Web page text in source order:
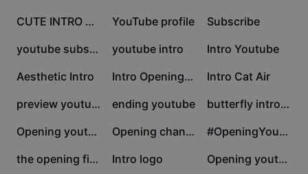
산업 템플릿
요약 템플릿
고객 지원 센터
CapCut 서비스 약관 정보
Dreamina Seedance 2.0 Launch
13.7만 CUTE INTRO VLOG 11.3만
YouTube profile 11만
Subscribe
6.9만 youtube subscribe 3.7만
youtube intro 3.2만
Intro Youtube
3.1만
Aesthetic Intro 3.1만 Intro OpeningVideo 9.8천
Intro Cat Air
8.9천 preview youtube 8.5천
ending youtube 8.1천 butterfly intro ²⁷
5.5천 Opening youtube 5.3천 Opening channel 5.1천 #OpeningYoutube Kece
1.6천 the opening film 1.1천
Intro logo 357 Opening youtube